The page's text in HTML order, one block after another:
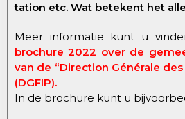
tation etc. Wat betekent het
Meer informatie kunt u
brochure 2022 over de
van de “Direction Générale
(DGFIP).
In de brochure kunt u